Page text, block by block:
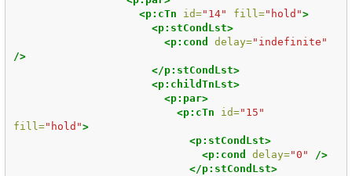
<p:cTn
id="14" fill="hold">
<p:stCondLst>
<p:cond
delay="indefinite"
/>
</p:stCondLst>
<p:childTnLst>
<p:par>
<p:cTn
id="15"
fill="hold">
<p:stCondLst>
<p:cond
delay="0"
/>
</p:stCondLst>